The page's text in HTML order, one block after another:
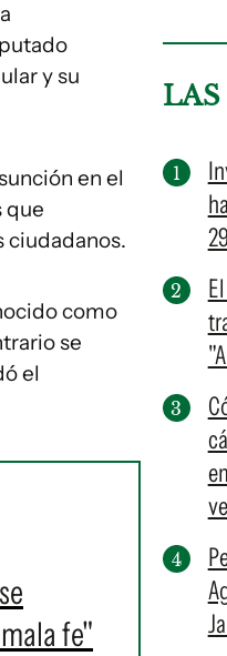
y su
en el
que
ciudadanos.
como
se
el
fe"